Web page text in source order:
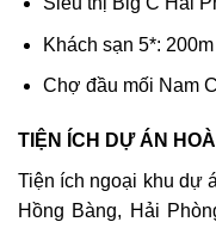
Khách sạn 5*: 200m
Chợ đầu mối Nam
TIỆN ÍCH DỰ ÁN
Tiện ích ngoại khu dự
Hồng Bàng, Hải